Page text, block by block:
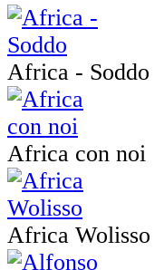
Africa - Soddo
Africa con noi
Africa Wolisso